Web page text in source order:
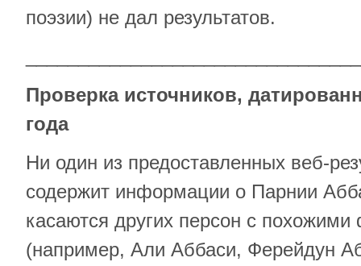
поэзии) не дал результатов.
Проверка источников,
года
Ни один из предоставленных веб-
содержит информации о Парнии
касаются других персон с
(например, Али Аббаси, Ферейдун